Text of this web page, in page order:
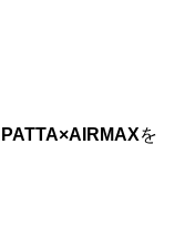
PATTA×AIRMAXを